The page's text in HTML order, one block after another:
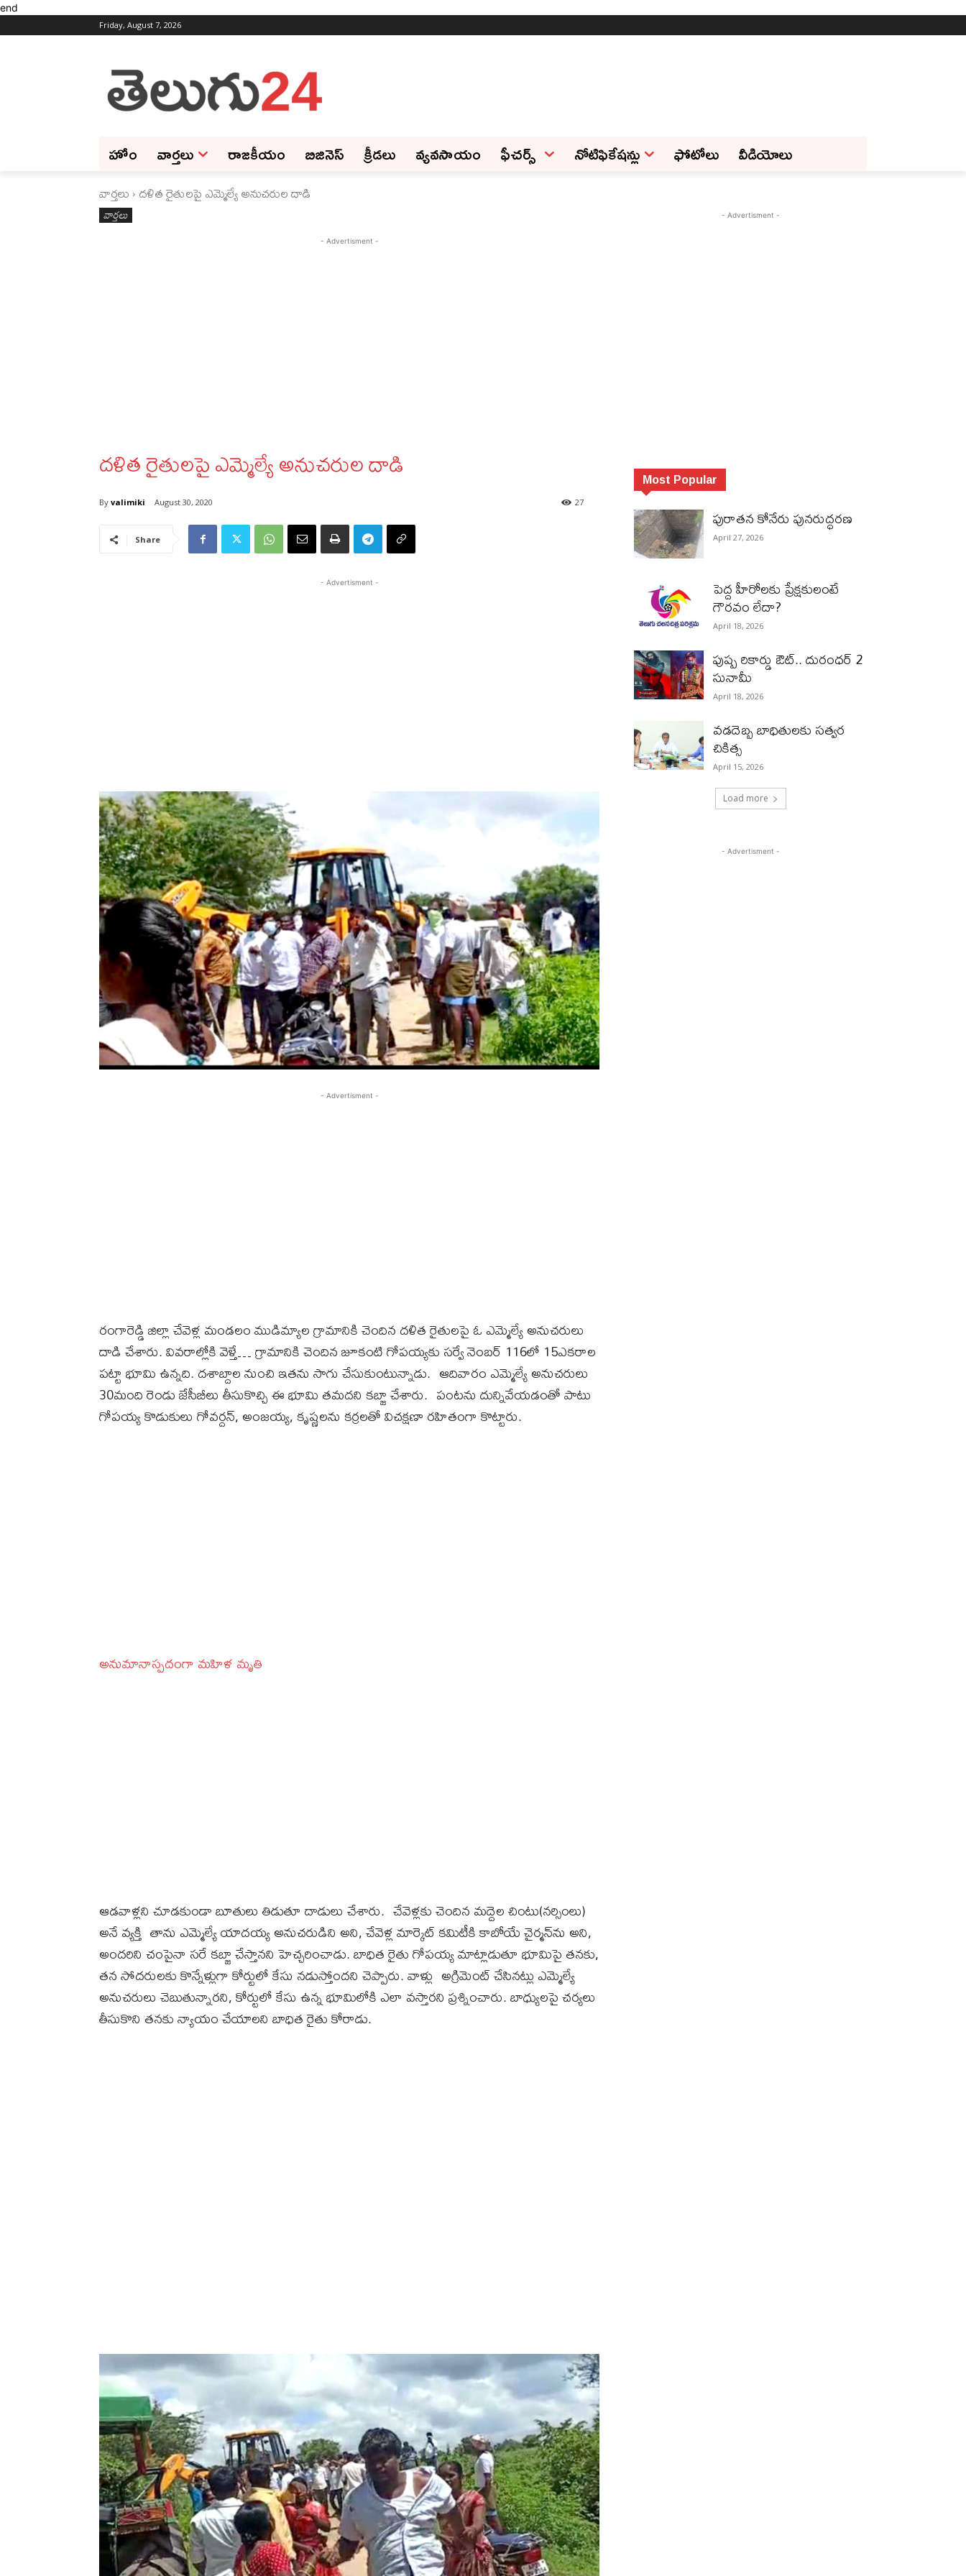
end
Friday, August 7, 2026
హోం వార్తలు రాజకీయం బిజినెస్‌ క్రీడలు వ్యవసాయం ఫీచ‌ర్స్ ‌ నోటిఫికేషన్లు ఫోటోలు వీడియోలు
వార్తలు దళిత రైతులపై ఎమ్మెల్యే అనుచరుల దాడి
వార్తలు
- Advertisment -
దళిత రైతులపై ఎమ్మెల్యే అనుచరుల దాడి
By valimiki August 30, 2020 27
Share
- Advertisment -
- Advertisment -
రంగారెడ్డి జిల్లా చేవెళ్ల మండలం ముడిమ్యాల గ్రామానికి చెందిన దళిత రైతులపై ఓ ఎమ్మెల్యే అనుచరులు
దాడి చేశారు. వివరాల్లోకి వెళ్తే… గ్రామానికి చెందిన జూకంటి గోపయ్యకు సర్వే నెంబర్‌‌ 116లో 15ఎకరాల
పట్టా భూమి ఉన్నది. దశాబ్దాల నుంచి ఇతను సాగు చేసుకుంటున్నాడు. ఆదివారం ఎమ్మెల్యే అనుచరులు
30మంది రెండు జేసీబీలు తీసుకొచ్చి ఈ భూమి తమదని కబ్జా చేశారు. పంటను దున్నివేయడంతో పాటు
గోపయ్య కొడుకులు గోవర్దన్‌, అంజయ్య, కృష్ణలను కర్రలతో విచక్షణా రహితంగా కొట్టారు.
అనుమానాస్పదంగా మహిళ మృతి
ఆడవాళ్లని చూడకుండా బూతులు తిడుతూ దాడులు చేశారు. చేవెళ్లకు చెందిన మద్దెల చింటు(నర్సింలు)
అనే వ్యక్తి తాను ఎమ్మెల్యే యాదయ్య అనుచరుడిని అని, చేవెళ్ల మార్కెట్‌ కమిటీకి కాబోయే చైర్మన్‌ను అని,
అందరిని చంపైనా సరే కబ్జా చేస్తానని హెచ్చరించాడు. బాధిత రైతు గోపయ్య మాట్లాడుతూ భూమిపై తనకు,
తన సోదరులకు కొన్నేళ్లుగా కోర్టులో కేసు నడుస్తోందని చెప్పారు. వాళ్లు అగ్రిమెంట్‌ చేసినట్లు ఎమ్మెల్యే
అనుచరులు చెబుతున్నారని, కోర్టులో కేసు ఉన్న భూమిలోకి ఎలా వస్తారని ప్రశ్నించారు. బాధ్యులపై చర్యలు
తీసుకొని తనకు న్యాయం చేయాలని బాధిత రైతు కోరాడు.
- Advertisment -
Most Popular
పురాత‌న కోనేరు పున‌రుద్ధ‌ర‌ణ
April 27, 2026
పెద్ద హీరోల‌కు ప్రేక్ష‌కులంటే
గౌర‌వం లేదా?
April 18, 2026
పుష్ప రికార్డు ఔట్‌.. దురంధ‌ర్ 2
సునామీ
April 18, 2026
వడదెబ్బ బాధితులకు సత్వర
చికిత్స
April 15, 2026
Load more
- Advertisment -